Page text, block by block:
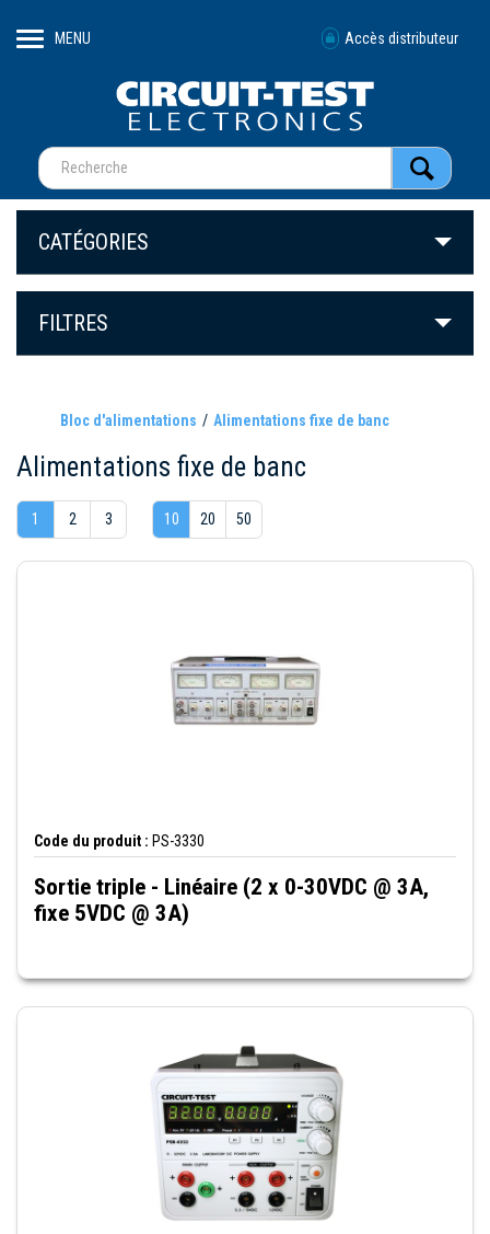
MENU Accès distributeur
CATÉGORIES
FILTRES
Bloc d'alimentations Alimentations fixe de banc
Alimentations fixe de banc
1 2 3 10 20 50
Code du produit : PS-3330
Sortie triple - Linéaire (2 x 0-30VDC @ 3A,
fixe 5VDC @ 3A)